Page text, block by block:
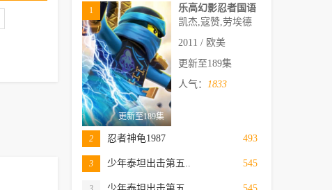
更新至189集
1
乐高幻影忍者国语
凯杰,寇赞,劳埃德
2011 / 欧美
更新至189集
人气：
1833
2 忍者神龟1987 493
3 少年泰坦出击第五.. 545